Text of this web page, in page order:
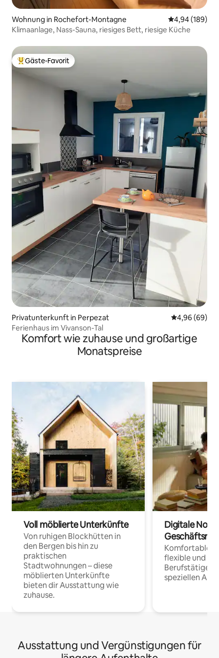
Wohnung in Rochefort-Montagne
4,94 (189)
Klimaanlage, Nass-Sauna, riesiges Bett, riesige Küche
Beliebter Gäste-Favorit.
Gäste-Favorit
Privatunterkunft in Perpezat
4,96 (69)
Ferienhaus im Vivanson-Tal
Komfort wie zuhause und großartige
Monatspreise
Voll möblierte Unterkünfte
Von ruhigen Blockhütten in
den Bergen bis hin zu
praktischen
Stadtwohnungen – diese
möblierten Unterkünfte
bieten dir Ausstattung wie
zuhause.
Digitale
Komfortable
flexible und
Berufstätige
speziellen
Ausstattung und Vergünstigungen für